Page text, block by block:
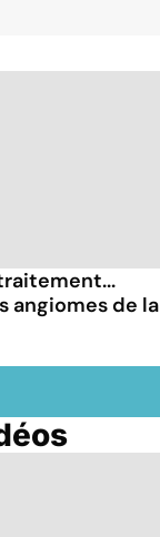
angiomes de la